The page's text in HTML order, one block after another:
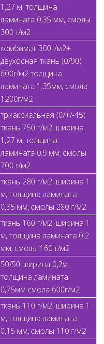
1,27 м, толщина
ламината 0,35 мм, смолы
300 г/м2
комбимат 300г/м2+
двухосная ткань (0/90)
600г/м2 толщина
ламината 1,35мм, смола
1200г/м2
триаксиальная (0/+/-45)
ткань 750 г/м2, ширина
1,27 м, толщина
ламината 0,9 мм, смолы
700 г/м2
ткань 280 г/м2, ширина 1
м, толщина ламината
0,35 мм, смолы 280 г/м2
ткань 160 г/м2, ширина 1
м, толщина ламината 0,2
мм, смолы 160 г/м2
50/50 ширина 0,2м
толщина ламината
0,75мм смола 600г/м2
ткань 110 г/м2, ширина 1
м, толщина ламината
0,15 мм, смолы 110 г/м2